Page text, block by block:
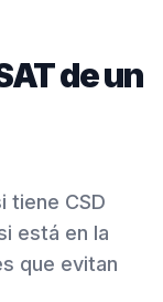
de un
tiene CSD
está en la
que evitan